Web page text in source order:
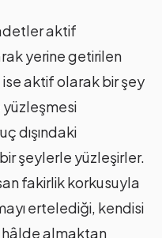
aktif
yerine getirilen
aktif olarak bir şey
yüzleşmesi
dışındaki
şeylerle yüzleşirler.
fakirlik korkusuyla
ertelediği, kendisi
hâlde almaktan